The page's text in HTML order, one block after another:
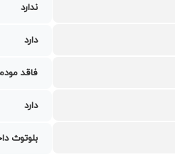
ندارد
دارد
فاقد
دارد
بلوتوث